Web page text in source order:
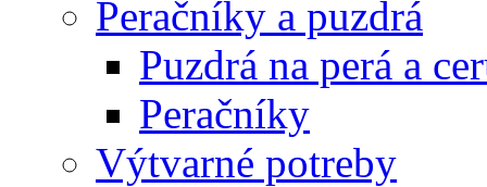
Peračníky a puzdrá
Puzdrá na perá a
Peračníky
Výtvarné potreby